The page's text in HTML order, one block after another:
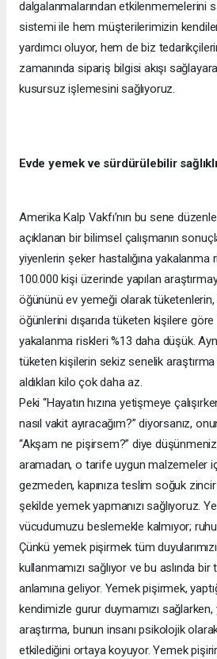
dalgalanmalarından etkilenmemelerini
sistemi ile hem müşterilerimizin
yardımcı oluyor, hem de biz
zamanında sipariş bilgisi akışı
kusursuz işlemesini sağlıyoruz.
Evde yemek ve sürdürülebilir
Amerika Kalp Vakfı’nın bu sene
açıklanan bir bilimsel çalışmanın
yiyenlerin şeker hastalığına yakalanma
100.000 kişi üzerinde yapılan
öğününü ev yemeği olarak tüketenlerin,
öğünlerini dışarıda tüketen kişilere
yakalanma riskleri %13 daha düşük.
tüketen kişilerin sekiz senelik
aldıkları kilo çok daha az.
Peki “Hayatın hızına yetişmeye
nasıl vakit ayıracağım?” diyorsanız,
“Akşam ne pişirsem?” diye
aramadan, o tarife uygun malzemeler
gezmeden, kapınıza teslim soğuk
şekilde yemek yapmanızı sağlıyoruz.
vücudumuzu beslemekle kalmıyor;
Çünkü yemek pişirmek tüm
kullanmamızı sağlıyor ve bu aslında
anlamına geliyor. Yemek pişirmek,
kendimizle gurur duymamızı sağlarken,
araştırma, bunun insanı psikolojik
etkilediğini ortaya koyuyor. Yemek